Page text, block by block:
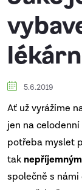
5.6.2019
Ať už vyrážíme
jen na
potřeba myslet
tak
společně s